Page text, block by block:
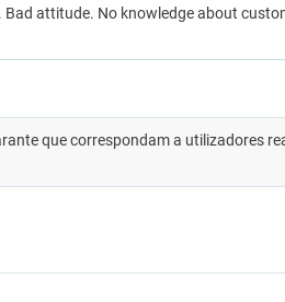
Bad attitude. No knowledge about
que correspondam a utilizadores